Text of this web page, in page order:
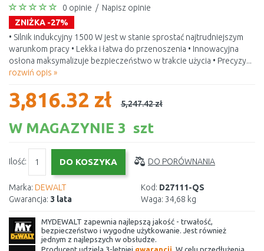
0 opinie / Napisz opinie
ZNIŻKA -27%
• Silnik indukcyjny 1500 W jest w stanie sprostać najtrudniejszym
warunkom pracy • Lekka i łatwa do przenoszenia • Innowacyjna
osłona maksymalizuje bezpieczeństwo w trakcie użycia • Precyzy...
rozwiń opis »
3,816.32 zł 5,247.42 zł
W MAGAZYNIE 3 szt
Ilość: DO PORÓWNANIA
Marka: DEWALT
Gwarancja: 3 lata
Kod: D27111-QS
Waga: 34,68 kg
MYDEWALT zapewnia najlepszą jakość - trwałość,
bezpieczeństwo i wygodne użytkowanie. Jest również
jednym z najlepszych w obsłudze.
Producent udziela 3-letniej gwarancji. W celu przedłużenia